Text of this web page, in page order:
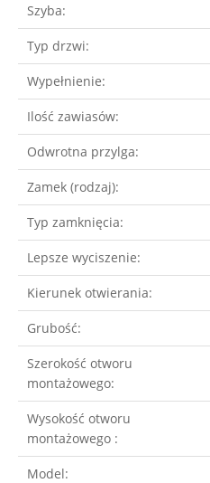
Szyba:
Typ drzwi:
Wypełnienie:
Ilość zawiasów:
Odwrotna przylga:
Zamek (rodzaj):
Typ zamknięcia:
Lepsze wyciszenie:
Kierunek otwierania:
Grubość:
Szerokość otworu
montażowego:
Wysokość otworu
montażowego :
Model: